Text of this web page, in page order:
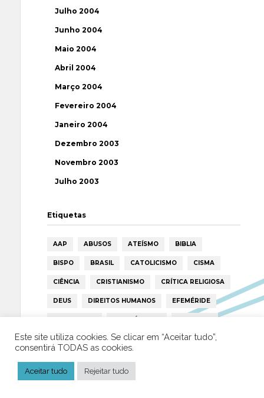
Julho 2004
Junho 2004
Maio 2004
Abril 2004
Março 2004
Fevereiro 2004
Janeiro 2004
Dezembro 2003
Novembro 2003
Julho 2003
Etiquetas
AAP ABUSOS ATEÍSMO BIBLIA
BISPO BRASIL CATOLICISMO CISMA
CIÊNCIA CRISTIANISMO CRÍTICA RELIGIOSA
DEUS DIREITOS HUMANOS EFEMÉRIDE
ESPIRITISMO ESTATÍSTICAS FILOSOFIA
FÁTIMA HISTÓRIA HUMANISMO HUMOR
JESUS LAICIDADE
Este site utiliza cookies. Se clicar em “Aceitar tudo”,
consentirá TODAS as cookies.
Aceitar tudo Rejeitar tudo